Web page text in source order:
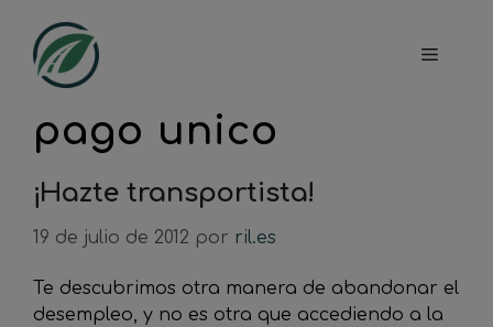
contenido
Menú
pago unico
¡Hazte transportista!
19 de julio de 2012 por ril.es
Te descubrimos otra manera de abandonar el
desempleo, y no es otra que accediendo a la